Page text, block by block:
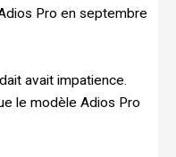
Pro en septembre
avait impatience.
le modèle Adios Pro